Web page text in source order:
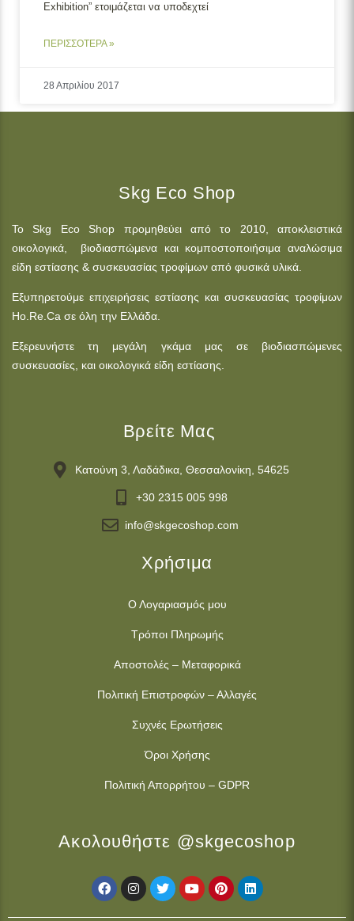
Exhibition” ετοιμάζεται να υποδεχτεί
ΠΕΡΙΣΣΟΤΕΡΑ »
28 Απριλίου 2017
Skg Eco Shop
Το Skg Eco Shop προμηθεύει από το 2010, αποκλειστικά
οικολογικά, βιοδιασπώμενα και κομποστοποιήσιμα αναλώσιμα
είδη εστίασης & συσκευασίας τροφίμων από φυσικά υλικά.
Εξυπηρετούμε επιχειρήσεις εστίασης και συσκευασίας τροφίμων
Ho.Re.Ca σε όλη την Ελλάδα.
Εξερευνήστε τη μεγάλη γκάμα μας σε βιοδιασπώμενες
συσκευασίες, και οικολογικά είδη εστίασης.
Βρείτε Μας
Κατούνη 3, Λαδάδικα, Θεσσαλονίκη, 54625
+30 2315 005 998
info@skgecoshop.com
Χρήσιμα
Ο Λογαριασμός μου
Τρόποι Πληρωμής
Αποστολές – Μεταφορικά
Πολιτική Επιστροφών – Αλλαγές
Συχνές Ερωτήσεις
Όροι Χρήσης
Πολιτική Απορρήτου – GDPR
Ακολουθήστε @skgecoshop